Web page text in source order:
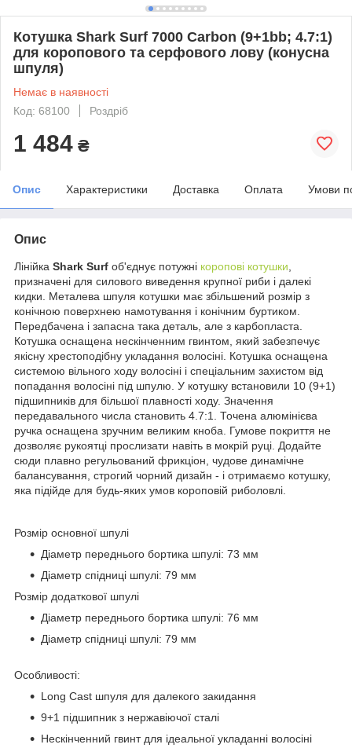
Котушка Shark Surf 7000 Carbon (9+1bb; 4.7:1)
для коропового та серфового лову (конусна
шпуля)
Немає в наявності
Код: 68100
Роздріб
1 484 ₴
Опис Характеристики Доставка Оплата Умови
Опис
Лінійка Shark Surf об'єднує потужні коропові котушки
призначені для силового виведення крупної риби і далекі
кидки. Металева шпуля котушки має збільшений розмір з
конічною поверхнею намотування і конічним буртиком.
Передбачена і запасна така деталь, але з карбопласта.
Котушка оснащена нескінченним гвинтом, який забезпечує
якісну хрестоподібну укладання волосіні. Котушка оснащена
системою вільного ходу волосіні і спеціальним захистом від
попадання волосіні під шпулю. У котушку встановили 10 (9+1)
підшипників для більшої плавності ходу. Значення
передавального числа становить 4.7:1. Точена алюмінієва
ручка оснащена зручним великим кноба. Гумове покриття не
дозволяє рукоятці прослизати навіть в мокрій руці. Додайте
сюди плавно регульований фрикціон, чудове динамічне
балансування, строгий чорний дизайн - і отримаємо котушку,
яка підійде для будь-яких умов короповій риболовлі.
Розмір основної шпулі
Діаметр переднього бортика шпулі: 73 мм
Діаметр спідниці шпулі: 79 мм
Розмір додаткової шпулі
Діаметр переднього бортика шпулі: 76 мм
Діаметр спідниці шпулі: 79 мм
Особливості:
Long Cast шпуля для далекого закидання
9+1 підшипник з нержавіючої сталі
Нескінченний гвинт для ідеальної укладанні волосіні